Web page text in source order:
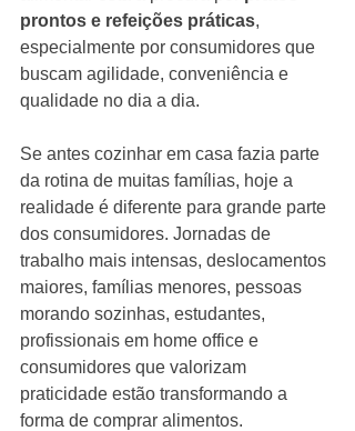
prontos e refeições práticas,
especialmente por consumidores que
buscam agilidade, conveniência e
qualidade no dia a dia.
Se antes cozinhar em casa fazia parte
da rotina de muitas famílias, hoje a
realidade é diferente para grande parte
dos consumidores. Jornadas de
trabalho mais intensas, deslocamentos
maiores, famílias menores, pessoas
morando sozinhas, estudantes,
profissionais em home office e
consumidores que valorizam
praticidade estão transformando a
forma de comprar alimentos.